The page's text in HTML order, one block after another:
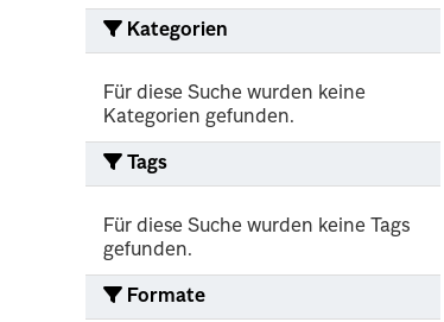
Kategorien
Für diese Suche wurden keine
Kategorien gefunden.
Tags
Für diese Suche wurden keine Tags
gefunden.
Formate